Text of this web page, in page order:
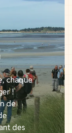
chaque
!
de
des